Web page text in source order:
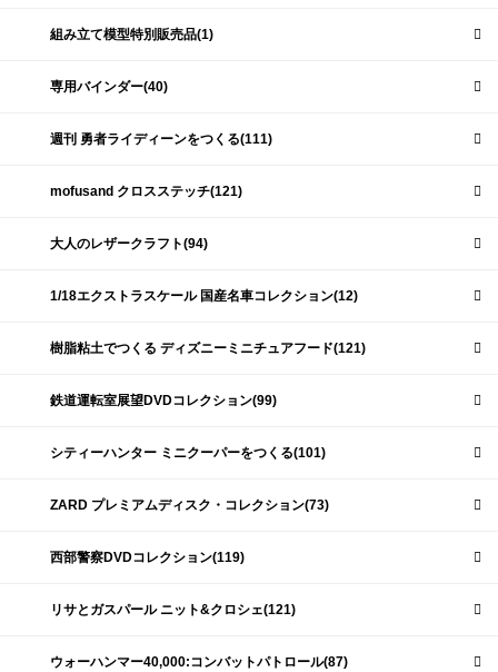
組み立て模型特別販売品(1)
専用バインダー(40)
週刊 勇者ライディーンをつくる(111)
mofusand クロスステッチ(121)
大人のレザークラフト(94)
1/18エクストラスケール 国産名車コレクション(12)
樹脂粘土でつくる ディズニーミニチュアフード(121)
鉄道運転室展望DVDコレクション(99)
シティーハンター ミニクーパーをつくる(101)
ZARD プレミアムディスク・コレクション(73)
西部警察DVDコレクション(119)
リサとガスパール ニット&クロシェ(121)
ウォーハンマー40,000:コンバットパトロール(87)